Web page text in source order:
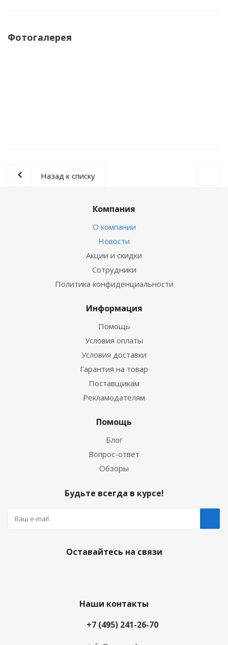
Фотогалерея
Назад к списку
Компания
О компании
Новости
Акции и скидки
Сотрудники
Политика конфиденциальности
Информация
Помощь
Условия оплаты
Условия доставки
Гарантия на товар
Поставщикам
Рекламодателям
Помощь
Блог
Вопрос-ответ
Обзоры
Будьте всегда в курсе!
Оставайтесь на связи
Наши контакты
+7 (495) 241-26-70